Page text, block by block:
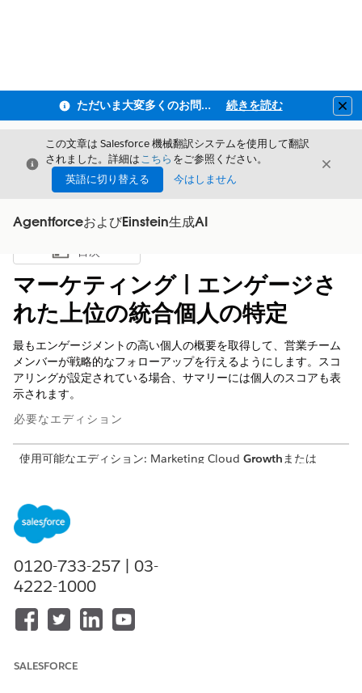
ただいま大変多くのお問い合わせをいただいており、ご連絡までにお時間を頂戴しております 続きを読む
閉じる
この文章は Salesforce 機械翻訳システムを使用して翻訳
されました。詳細はこちら をご参照ください。
英語に切り替える
今はしません
閉じる
AgentforceおよびEinstein生成AI
目次を表示
目次
マーケティング | エンゲージさ
れた上位の統合個人の特定
最もエンゲージメントの高い個人の概要を取得して、営業チーム
メンバーが戦略的なフォローアップを行えるようにします。スコ
アリングが設定されている場合、サマリーには個人のスコアも表
示されます。
必要なエディション
使用可能なエディション: Marketing Cloud Growthまたは
Platformアドオンが付属するSalesforce
よびUnlimited
必要なユーザー権限
「標準エージェントアクションの
0120-733-257 | 03-
4222-1000
SALESFORCE